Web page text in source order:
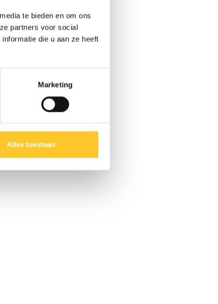
te bieden en om ons
partners voor social
die u aan ze heeft
Marketing
Alles toestaan